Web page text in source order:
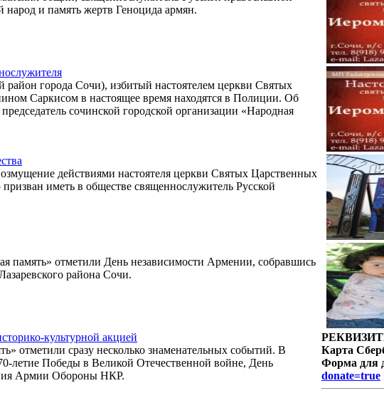
народ и память жертв Геноцида армян.
район города Сочи), избитый настоятелем церкви Святых
Саркисом в настоящее время находятся в Полиции. Об
сочинской городской организации «Народная
действиями настоятеля церкви Святых Царственных
иметь в обществе священнослужитель Русской
память» отметили День независимости Армении, собравшись
района Сочи.
культурной акцией
отметили сразу несколько знаменательных событий. В
летие Победы в Великой Отечественной войне, День
Армии Обороны НКР.
Карта
Форма для
donate=true